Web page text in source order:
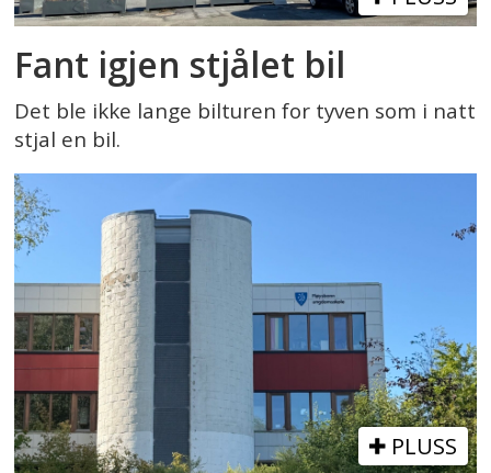
Fant igjen stjålet bil
Det ble ikke lange bilturen for tyven som i natt
stjal en bil.
PLUSS